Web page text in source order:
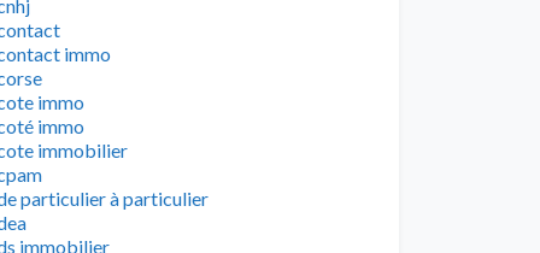
immo
immo
immo
immobilier
particulier à particulier
immobilier